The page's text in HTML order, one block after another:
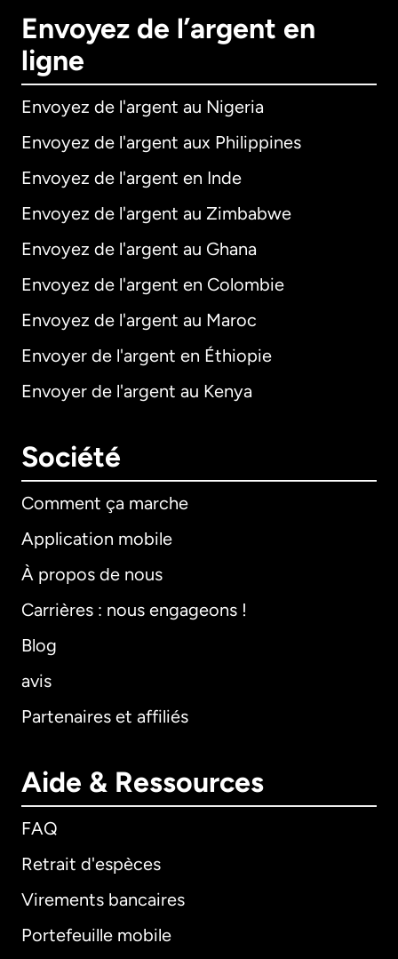
Envoyez de l’argent en
ligne
Envoyez de l'argent au Nigeria
Envoyez de l'argent aux Philippines
Envoyez de l'argent en Inde
Envoyez de l'argent au Zimbabwe
Envoyez de l'argent au Ghana
Envoyez de l'argent en Colombie
Envoyez de l'argent au Maroc
Envoyer de l'argent en Éthiopie
Envoyer de l'argent au Kenya
Société
Comment ça marche
Application mobile
À propos de nous
Carrières : nous engageons !
Blog
avis
Partenaires et affiliés
Aide & Ressources
FAQ
Retrait d'espèces
Virements bancaires
Portefeuille mobile